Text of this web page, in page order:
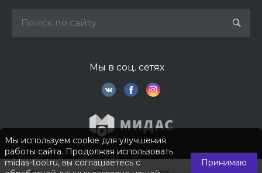
Мы в соц. сетях
Мы используем cookie для улучшения
работы сайта. Продолжая использовать
midas-tool.ru, вы соглашаетесь с
Принимаю